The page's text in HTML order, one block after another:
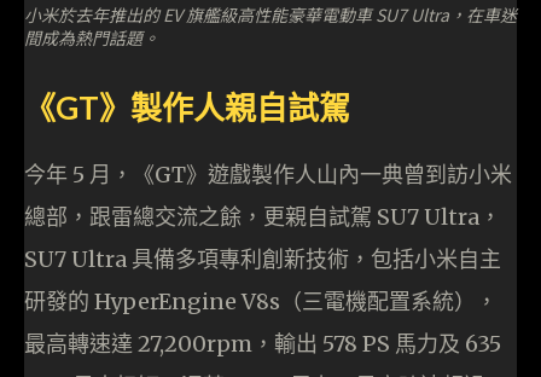
小米於去年推出的 EV 旗艦級高性能豪華電動車 SU7 Ultra，在車迷
間成為熱門話題。
《GT》製作人親自試駕
今年 5 月，《GT》遊戲製作人山內一典曾到訪小米
總部，跟雷總交流之餘，更親自試駕 SU7 Ultra，
SU7 Ultra 具備多項專利創新技術，包括小米自主
研發的 HyperEngine V8s（三電機配置系統），
最高轉速達 27,200rpm，輸出 578 PS 馬力及 635